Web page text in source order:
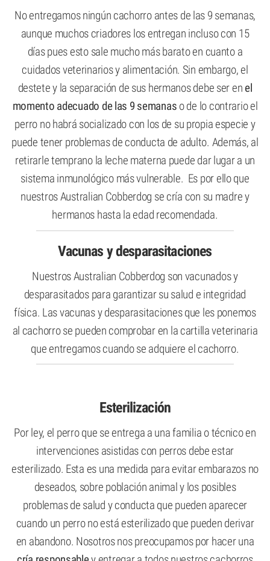
No entregamos ningún cachorro antes de las 9 semanas,
aunque muchos criadores los entregan incluso con 15
días pues esto sale mucho más barato en cuanto a
cuidados veterinarios y alimentación. Sin embargo, el
destete y la separación de sus hermanos debe ser en el
momento adecuado de las 9 semanas o de lo contrario el
perro no habrá socializado con los de su propia especie y
puede tener problemas de conducta de adulto. Además, al
retirarle temprano la leche materna puede dar lugar a un
sistema inmunológico más vulnerable. Es por ello que
nuestros Australian Cobberdog se cría con su madre y
hermanos hasta la edad recomendada.
Vacunas y desparasitaciones
Nuestros Australian Cobberdog son vacunados y
desparasitados para garantizar su salud e integridad
física. Las vacunas y desparasitaciones que les ponemos
al cachorro se pueden comprobar en la cartilla veterinaria
que entregamos cuando se adquiere el cachorro.
Esterilización
Por ley, el perro que se entrega a una familia o técnico en
intervenciones asistidas con perros debe estar
esterilizado. Esta es una medida para evitar embarazos no
deseados, sobre población animal y los posibles
problemas de salud y conducta que pueden aparecer
cuando un perro no está esterilizado que pueden derivar
en abandono. Nosotros nos preocupamos por hacer una